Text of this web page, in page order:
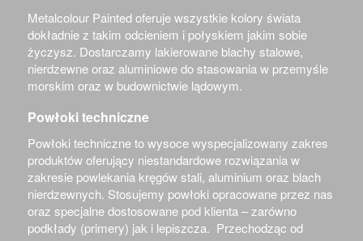
Metalcolour Painted oferuje wszystkie kolory świata
dokładnie z takim odcieniem i połyskiem jakim sobie
życzysz. Dostarczamy lakierowane blachy stalowe,
nierdzewne oraz aluminiowe do stasowania w przemyśle
morskim oraz w budownictwie lądowym.
Powłoki techniczne
Powłoki techniczne to wysoce wyspecjalizowany zakres
produktów oferujący niestandardowe rozwiązania w
zakresie powlekania kręgów stali, aluminium oraz blach
nierdzewnych. Stosujemy powłoki opracowane przez nas
oraz specjalne dostosowane pod klienta – zarówno
podkłady (primery) jak i lepiszcza. Przechodząc od